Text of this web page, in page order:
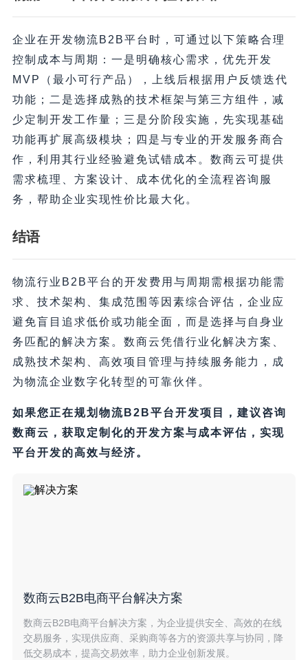
企业在开发物流B2B平台时，可通过以下策略合理
控制成本与周期：一是明确核心需求，优先开发
MVP（最小可行产品），上线后根据用户反馈迭代
功能；二是选择成熟的技术框架与第三方组件，减
少定制开发工作量；三是分阶段实施，先实现基础
功能再扩展高级模块；四是与专业的开发服务商合
作，利用其行业经验避免试错成本。数商云可提供
需求梳理、方案设计、成本优化的全流程咨询服
务，帮助企业实现性价比最大化。
结语
物流行业B2B平台的开发费用与周期需根据功能需
求、技术架构、集成范围等因素综合评估，企业应
避免盲目追求低价或功能全面，而是选择与自身业
务匹配的解决方案。数商云凭借行业化解决方案、
成熟技术架构、高效项目管理与持续服务能力，成
为物流企业数字化转型的可靠伙伴。
如果您正在规划物流B2B平台开发项目，建议咨询
数商云，获取定制化的开发方案与成本评估，实现
平台开发的高效与经济。
数商云B2B电商平台解决方案
数商云B2B电商平台解决方案，为企业提供安全、高效的在线
交易服务，实现供应商、采购商等各方的资源共享与协同，降
低交易成本，提高交易效率，助力企业创新发展。